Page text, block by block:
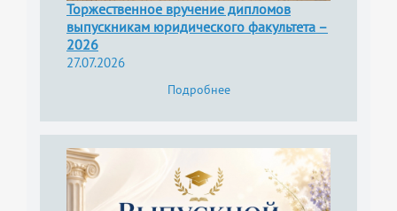
Торжественное вручение дипломов
выпускникам юридического факультета –
2026
27.07.2026
Подробнее